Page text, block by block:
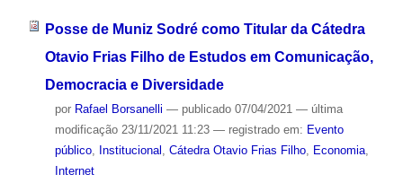
Posse de Muniz Sodré como Titular da Cátedra
Otavio Frias Filho de Estudos em Comunicação,
Democracia e Diversidade
por Rafael Borsanelli — publicado07/04/2021 — última
modificação23/11/2021 11:23 — registrado em: Evento
público, Institucional , Cátedra Otavio Frias Filho, Economia,
Internet